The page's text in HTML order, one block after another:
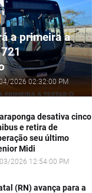
a primeira a
2026 02:32:00 PM
desativa cinco
e retira de
seu último
Midi
2026 12:54:00 PM
(RN) avança para a